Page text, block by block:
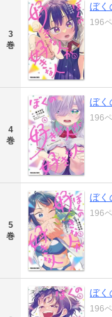
3
巻
ぼく
196
4
巻
ぼく
196
5
巻
ぼく
196
ぼく
196